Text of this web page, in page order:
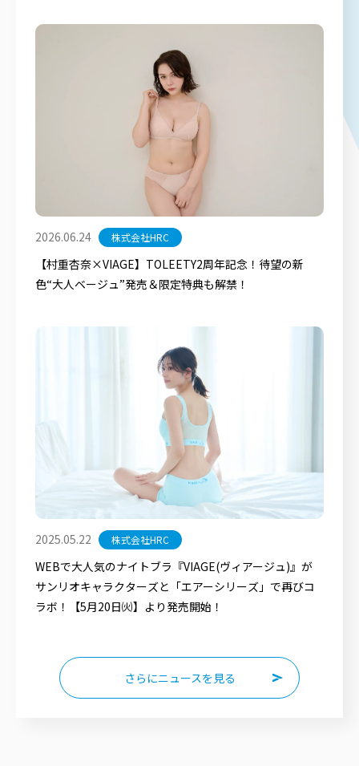
【村重杏奈×VIAGE】TOLEETY2周年記念！待望の新
色“大人ベージュ”発売＆限定特典も解禁！
2026.06.24 株式会社HRC
WEBで大人気のナイトブラ『VIAGE(ヴィアージュ)』が
サンリオキャラクターズと「エアーシリーズ」で再びコ
ラボ！【5月20日㈫】より発売開始！
2025.05.22 株式会社HRC
さらにニュースを見る